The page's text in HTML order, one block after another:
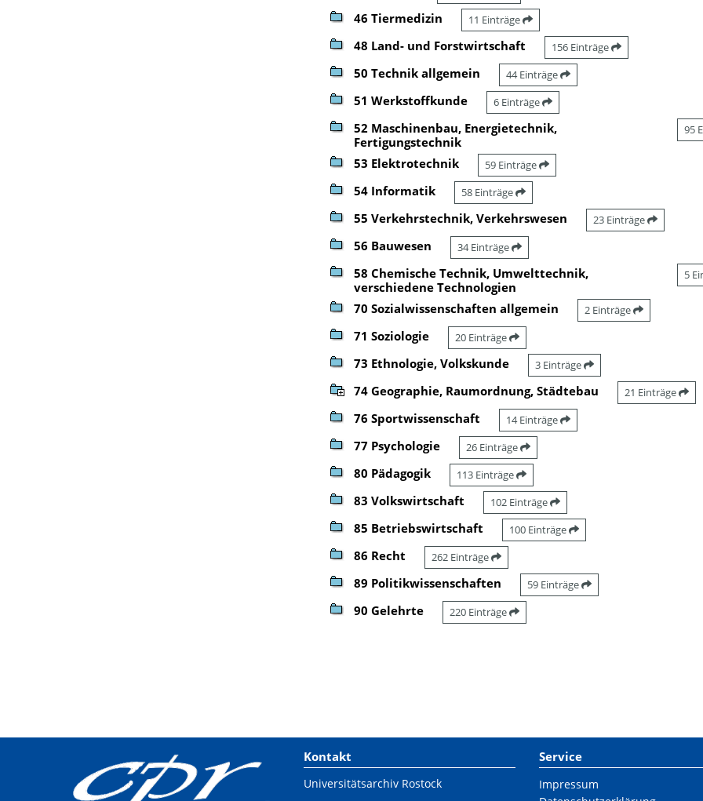
46 Tiermedizin 11 Einträge
48 Land- und Forstwirtschaft 156 Einträge
50 Technik allgemein 44 Einträge
51 Werkstoffkunde 6 Einträge
52 Maschinenbau, Energietechnik,
Fertigungstechnik
95
53 Elektrotechnik 59 Einträge
54 Informatik 58 Einträge
55 Verkehrstechnik, Verkehrswesen 23 Einträge
56 Bauwesen 34 Einträge
58 Chemische Technik, Umwelttechnik,
verschiedene Technologien
5
70 Sozialwissenschaften allgemein 2 Einträge
71 Soziologie 20 Einträge
73 Ethnologie, Volkskunde 3 Einträge
74 Geographie, Raumordnung, Städtebau 21 Einträge
76 Sportwissenschaft 14 Einträge
77 Psychologie 26 Einträge
80 Pädagogik 113 Einträge
83 Volkswirtschaft 102 Einträge
85 Betriebswirtschaft 100 Einträge
86 Recht 262 Einträge
89 Politikwissenschaften 59 Einträge
90 Gelehrte 220 Einträge
Kontakt
Universitätsarchiv Rostock
Service
Impressum